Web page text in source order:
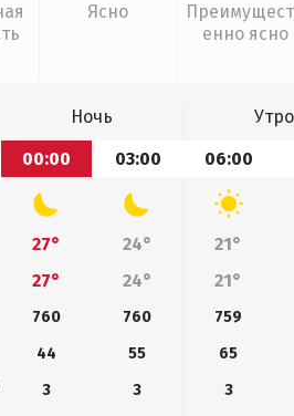
Ясно
енно ясно
Ночь Утро
00:00
03:00 06:00
27° 24° 21°
27°
24° 21°
760 760 759
44
55 65
3
3 3